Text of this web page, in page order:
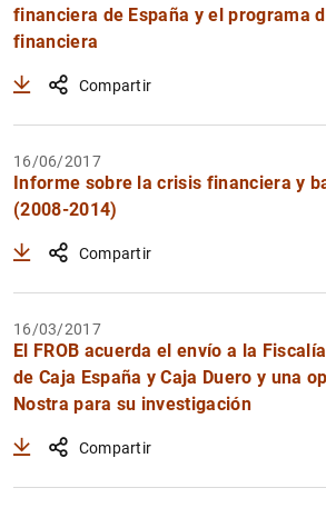
financiera de España y el programa
financiera
Compartir
16/06/2017
Informe sobre la crisis financiera y
(2008-2014)
Compartir
16/03/2017
El FROB acuerda el envío a la
de Caja España y Caja Duero y una
Nostra para su investigación
Compartir